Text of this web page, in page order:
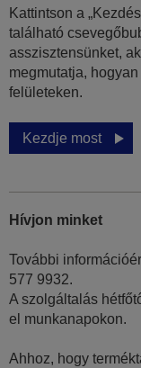
Kattintson a
található
asszisztensünket,
megmutatja,
felületeken.
Kezdje most
Hívjon minket
További
577 9932.
A szolgáltalás
el munkanapokon.
Ahhoz, hogy